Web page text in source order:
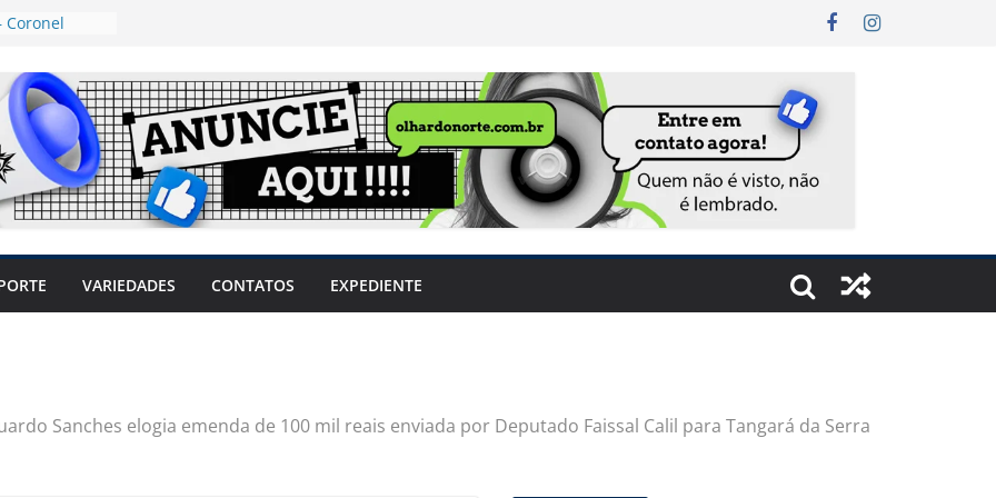
Coronel
mulheres
travar o
produtores
sem
sintomas,
VARIEDADES CONTATOS EXPEDIENTE
Sanches elogia emenda de 100 mil reais enviada por Deputado Faissal Calil para Tangará da Serra